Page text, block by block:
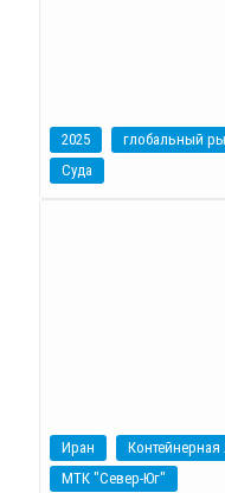
2025 глобальный
Суда
Иран Контейнерная
МТК "Север-Юг"